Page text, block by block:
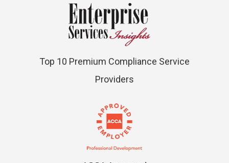
Top 10 Premium Compliance Service
Providers